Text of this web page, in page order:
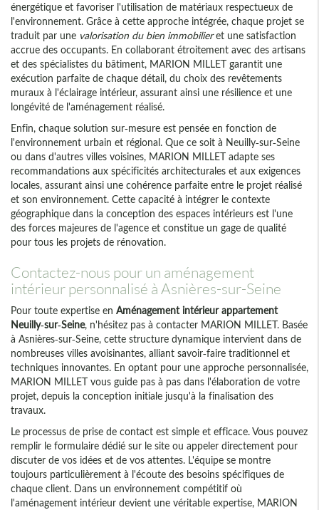
énergétique et favoriser l'utilisation de matériaux respectueux de
l'environnement. Grâce à cette approche intégrée, chaque projet se
traduit par une valorisation du bien immobilieret une satisfaction
accrue des occupants. En collaborant étroitement avec des artisans
et des spécialistes du bâtiment, MARION MILLET garantit une
exécution parfaite de chaque détail, du choix des revêtements
muraux à l'éclairage intérieur, assurant ainsi une résilience et une
longévité de l'aménagement réalisé.
Enfin, chaque solution sur-mesure est pensée en fonction de
l'environnement urbain et régional. Que ce soit à Neuilly-sur-Seine
ou dans d'autres villes voisines, MARION MILLET adapte ses
recommandations aux spécificités architecturales et aux exigences
locales, assurant ainsi une cohérence parfaite entre le projet réalisé
et son environnement. Cette capacité à intégrer le contexte
géographique dans la conception des espaces intérieurs est l'une
des forces majeures de l'agence et constitue un gage de qualité
pour tous les projets de rénovation.
Contactez-nous pour un aménagement
intérieur personnalisé à Asnières-sur-Seine
Pour toute expertise en Aménagement intérieur appartement
Neuilly-sur-Seine, n'hésitez pas à contacter MARION MILLET. Basée
à Asnières-sur-Seine, cette structure dynamique intervient dans de
nombreuses villes avoisinantes, alliant savoir-faire traditionnel et
techniques innovantes. En optant pour une approche personnalisée,
MARION MILLET vous guide pas à pas dans l'élaboration de votre
projet, depuis la conception initiale jusqu'à la finalisation des
travaux.
Le processus de prise de contact est simple et efficace. Vous pouvez
remplir le formulaire dédié sur le site ou appeler directement pour
discuter de vos idées et de vos attentes. L'équipe se montre
toujours particulièrement à l'écoute des besoins spécifiques de
chaque client. Dans un environnement compétitif où
l'aménagement intérieur devient une véritable expertise, MARION